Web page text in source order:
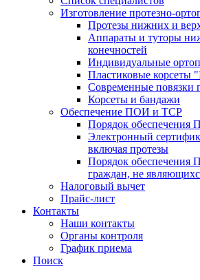
Изготовление протезно-
Протезы нижних и
Аппараты и туторы
конечностей
Индивидуальные
Пластиковые корсеты
Современные повязки
Корсеты и бандажи
Обеспечение ПОИ и ТСР
Порядок
Электронный
включая протезы
Порядок
граждан, не
Налоговый вычет
Прайс-лист
Контакты
Наши контакты
Органы контроля
График приема
Поиск